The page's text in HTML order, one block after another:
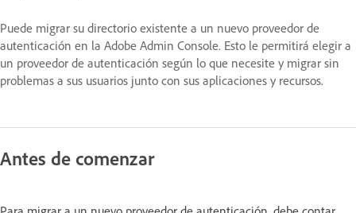
Puede migrar su directorio existente a un nuevo proveedor de
autenticación en la Adobe Admin Console. Esto le permitirá elegir a
un proveedor de autenticación según lo que necesite y migrar sin
problemas a sus usuarios junto con sus aplicaciones y recursos.
Antes de comenzar